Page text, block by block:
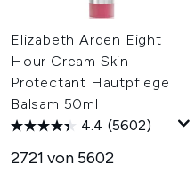
Elizabeth Arden Eight
Hour Cream Skin
Protectant Hautpflege
Balsam 50ml
4.4 (5602)
2721 von 5602